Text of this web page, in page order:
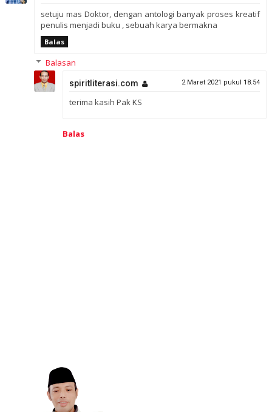
setuju mas Doktor, dengan antologi banyak proses kreatif
penulis menjadi buku , sebuah karya bermakna
Balas
Balasan
spiritliterasi.com 2 Maret 2021 pukul 18.54
terima kasih Pak KS
Balas